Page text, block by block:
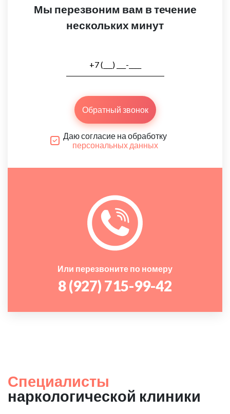
Мы перезвоним вам в течение
нескольких минут
Обратный звонок
Даю согласие на обработку
персональных данных
Или перезвоните по номеру
8 (927) 715-99-42
Специалисты
наркологической клиники